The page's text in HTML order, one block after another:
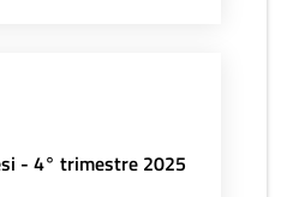
- 4° trimestre 2025